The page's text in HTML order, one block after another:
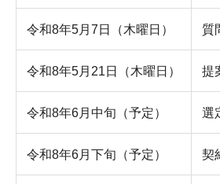
令和8年5月7日（木曜日） 質
令和8年5月21日（木曜日） 提
令和8年6月中旬（予定） 選
令和8年6月下旬（予定） 契